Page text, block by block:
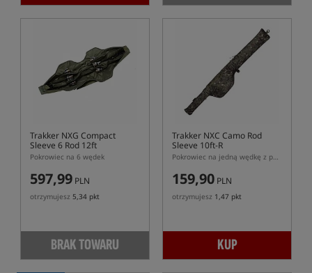
Trakker NXG Compact
Sleeve 6 Rod 12ft
Pokrowiec na 6 wędek
597,99 PLN
otrzymujesz 5,34 pkt
BRAK TOWARU
Trakker NXC Camo Rod
Sleeve 10ft-R
Pokrowiec na jedną wędkę z pół-teleskopowym dolnikiem
159,90 PLN
otrzymujesz 1,47 pkt
KUP